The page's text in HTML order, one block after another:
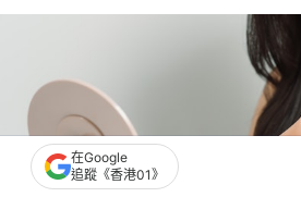
在Google
追蹤《香港01》